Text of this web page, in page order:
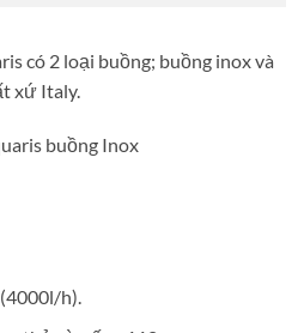
có 2 loại buồng; buồng inox và
xứ Italy.
buồng Inox
h).